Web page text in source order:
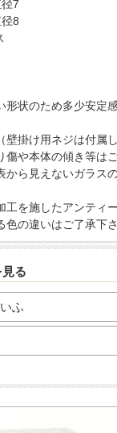
7
8
状のため多少安定
掛け用ネジは付属し
や本体の傾き等は
ら見えないガラス
を施したアンティ
色の違いはご了承下
る
ふ